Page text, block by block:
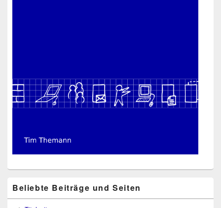
Beliebte Beiträge und Seiten